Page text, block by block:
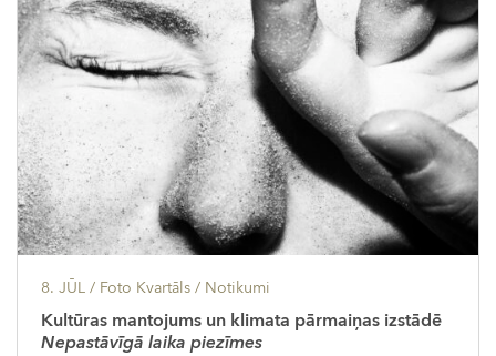
8. JŪL / Foto Kvartāls / Notikumi
Kultūras mantojums un klimata pārmaiņas izstādē
Nepastāvīgā laika piezīmes